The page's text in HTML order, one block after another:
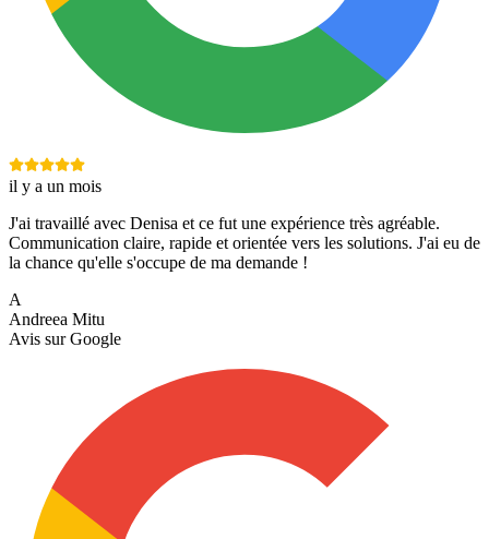
il y a un mois
J'ai travaillé avec Denisa et ce fut une expérience très agréable.
Communication claire, rapide et orientée vers les solutions. J'ai eu de
la chance qu'elle s'occupe de ma demande !
A
Andreea Mitu
Avis sur Google